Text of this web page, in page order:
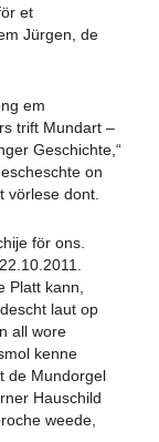
et
Jürgen, de
em
trift Mundart –
Geschichte,“
on
vörlese dont.
för ons.
Platt kann,
laut op
all wore
kenne
de Mundorgel
Hauschild
weede,